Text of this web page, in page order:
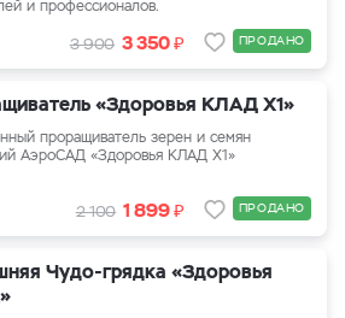
и профессионалов.
3 900 3 350₽ ПРОДАНО
«Здоровья КЛАД Х1»
проращиватель зерен и семян
АэроСАД «Здоровья КЛАД Х1»
2 100 1 899₽ ПРОДАНО
Чудо-грядка «Здоровья